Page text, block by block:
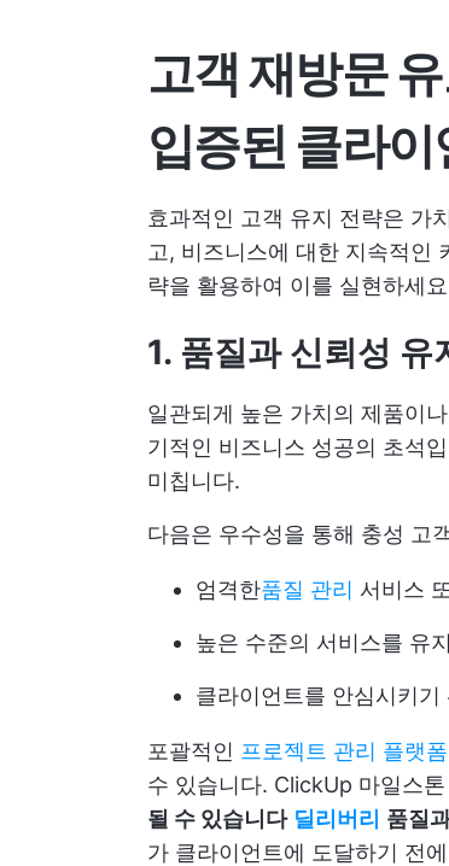
고객 재방문
입증된 클라
효과적인 고객 유지 전략은 가
고, 비즈니스에 대한 지속적인
략을 활용하여 이를 실현하세
1. 품질과 신뢰성 유
일관되게 높은 가치의 제품이
기적인 비즈니스 성공의 초석
미칩니다.
다음은 우수성을 통해 충성 고
엄격한품질 관리 서비스
높은 수준의 서비스를 유
클라이언트를 안심시키
포괄적인 프로젝트 관리 플랫폼
수 있습니다. ClickUp 마일스톤
될 수 있습니다 딜리버리 품질
가 클라이언트에 도달하기 전